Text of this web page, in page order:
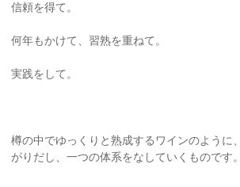
信頼を得て。
何年もかけて、習熟を重ねて。
実践をして。
樽の中でゆっくりと熟成するワインのように
がりだし、一つの体系をなしていくものです。